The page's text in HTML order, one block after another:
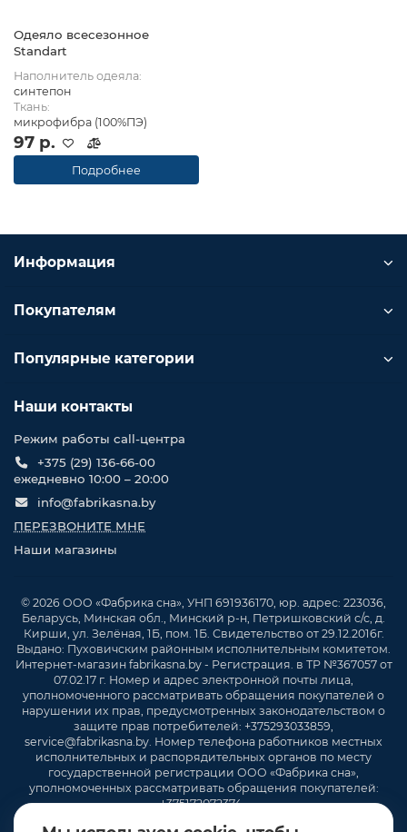
Одеяло всесезонное
Standart
Наполнитель одеяла:
синтепон
Ткань:
микрофибра (100%ПЭ)
97 р.
Подробнее
Информация
Покупателям
Популярные категории
Наши контакты
Режим работы call-центра
+375 (29) 136-66-00
ежедневно 10:00 – 20:00
info@fabrikasna.by
ПЕРЕЗВОНИТЕ МНЕ
Наши магазины
© 2026 ООО «Фабрика сна», УНП 691936170, юр. адрес: 223036,
Беларусь, Минская обл., Минский р-н, Петришковский с/с, д.
Кирши, ул. Зелёная, 1Б, пом. 1Б. Свидетельство от 29.12.2016г.
Выдано: Пуховичским районным исполнительным комитетом.
Интернет-магазин fabrikasna.by - Регистрация. в ТР №367057 от
07.02.17 г. Номер и адрес электронной почты лица,
уполномоченного рассматривать обращения покупателей о
нарушении их прав, предусмотренных законодательством о
защите прав потребителей: +375293033859,
service@fabrikasna.by. Номер телефона работников местных
исполнительных и распорядительных органов по месту
государственной регистрации ООО «Фабрика сна»,
уполномоченных рассматривать обращения покупателей:
+375172072374 .